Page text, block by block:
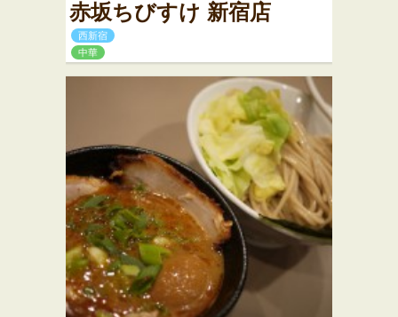
赤坂ちびすけ 新宿店
西新宿
中華